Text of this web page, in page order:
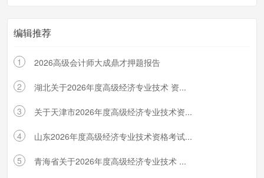
编辑推荐
1 2026高级会计师大成鼎才押题报告
2 湖北关于2026年度高级经济专业技术 资...
3 关于天津市2026年度高级经济专业技术资...
4 山东2026年度高级经济专业技术资格考试...
5 青海省关于2026年度高级经济专业技术 ...